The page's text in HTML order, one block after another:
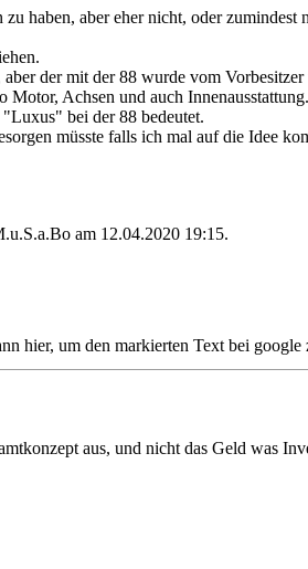
haben, aber eher nicht, oder zumindest
der mit der 88 wurde vom
Motor, Achsen und auch Innenausstattung.
bei der 88 bedeutet.
müsste falls ich mal auf die Idee
am 12.04.2020 19:15.
aus, und nicht das Geld was